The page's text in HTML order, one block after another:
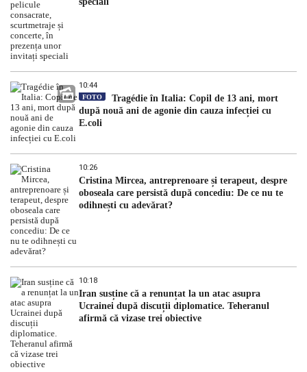
10:44
FOTO
Tragédie în Italia: Copil de 13 ani, mort
după nouă ani de agonie din cauza infecției cu
E.coli
10:26
Cristina Mircea, antreprenoare și terapeut, despre
oboseala care persistă după concediu: De ce nu te
odihnești cu adevărat?
10:18
Iran susține că a renunțat la un atac asupra
Ucrainei după discuții diplomatice. Teheranul
afirmă că vizase trei obiective